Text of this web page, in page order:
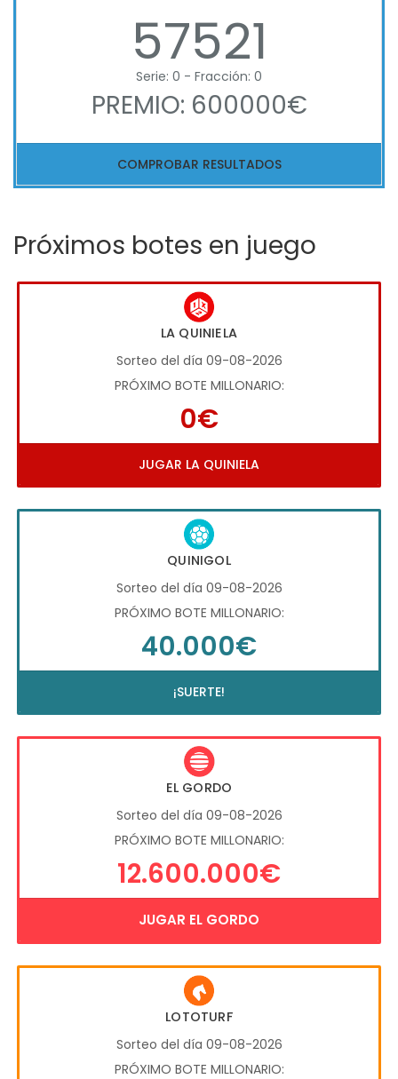
57521
Serie: 0 - Fracción: 0
PREMIO: 600000€
COMPROBAR RESULTADOS
Próximos botes en juego
LA QUINIELA
Sorteo del día 09-08-2026
PRÓXIMO BOTE MILLONARIO:
0€
JUGAR LA QUINIELA
QUINIGOL
Sorteo del día 09-08-2026
PRÓXIMO BOTE MILLONARIO:
40.000€
¡SUERTE!
EL GORDO
Sorteo del día 09-08-2026
PRÓXIMO BOTE MILLONARIO:
12.600.000€
JUGAR EL GORDO
LOTOTURF
Sorteo del día 09-08-2026
PRÓXIMO BOTE MILLONARIO: